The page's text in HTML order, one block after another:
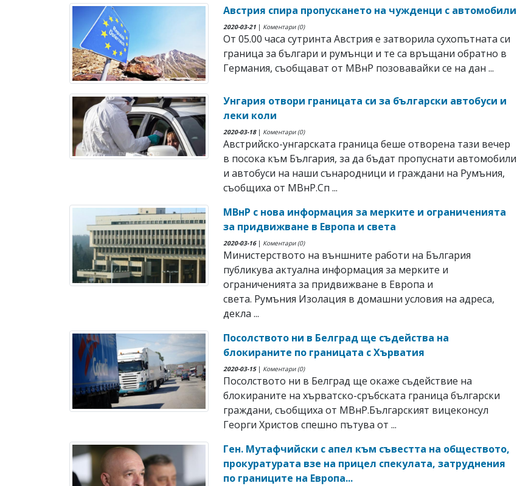
Австрия спира пропускането на чужденци с автомобили
2020-03-21 | Коментари (0)
От 05.00 часа сутринта Австрия е затворила сухопътната си
граница за българи и румънци и те са връщани обратно в
Германия, съобщават от МВнР позовавайки се на дан ...
Унгария отвори границата си за български автобуси и
леки коли
2020-03-18| Коментари (0)
Австрийско-унгарската граница беше отворена тази вечер
в посока към България, за да бъдат пропуснати автомобили
и автобуси на наши сънародници и граждани на Румъния,
съобщиха от МВнР.Сп ...
МВнР с нова информация за мерките и ограниченията
за придвижване в Европа и света
2020-03-16| Коментари (0)
Министерството на външните работи на България
публикува актуална информация за мерките и
ограниченията за придвижване в Европа и
света. Румъния Изолация в домашни условия на адреса,
декла ...
Посолството ни в Белград ще съдейства на
блокираните по границата с Хърватия
2020-03-15| Коментари (0)
Посолството ни в Белград ще окаже съдействие на
блокираните на хърватско-сръбската граница български
граждани, съобщиха от МВнР.Българският вицеконсул
Георги Христов спешно пътува от ...
Ген. Мутафчийски с апел към съвестта на обществото,
прокуратурата взе на прицел спекулата, затруднения
по границите на Европа...